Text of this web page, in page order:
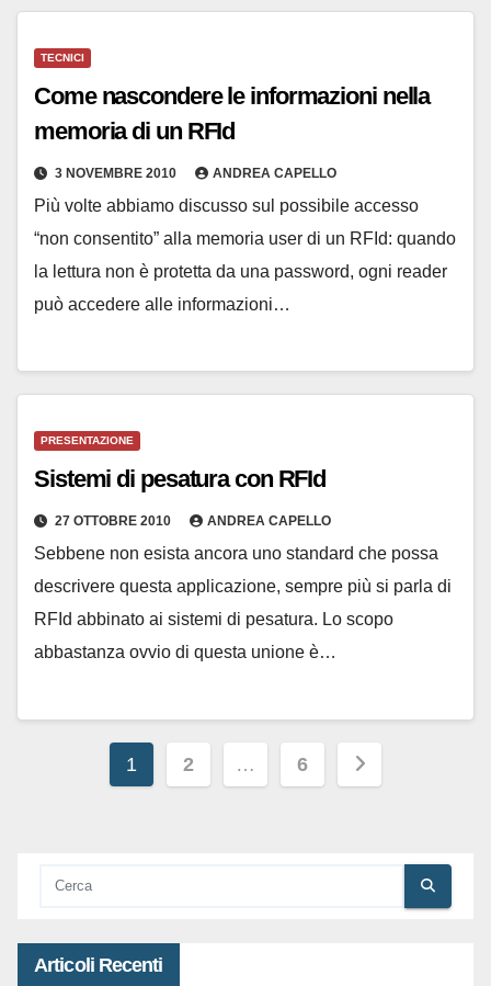
TECNICI
Come nascondere le informazioni nella
memoria di un RFId
3 NOVEMBRE 2010 ANDREA CAPELLO
Più volte abbiamo discusso sul possibile accesso
“non consentito” alla memoria user di un RFId: quando
la lettura non è protetta da una password, ogni reader
può accedere alle informazioni…
PRESENTAZIONE
Sistemi di pesatura con RFId
27 OTTOBRE 2010 ANDREA CAPELLO
Sebbene non esista ancora uno standard che possa
descrivere questa applicazione, sempre più si parla di
RFId abbinato ai sistemi di pesatura. Lo scopo
abbastanza ovvio di questa unione è…
Paginazione
1 2 … 6
Articoli Recenti